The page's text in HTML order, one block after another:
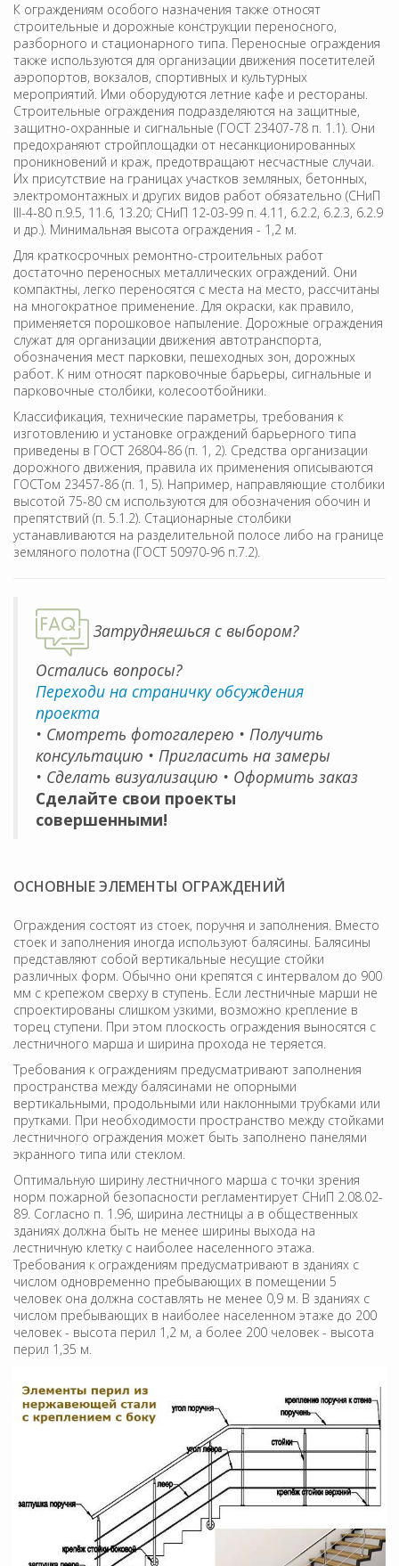
К ограждениям особого назначения также относят
строительные и дорожные конструкции переносного,
разборного и стационарного типа. Переносные ограждения
также используются для организации движения посетителей
аэропортов, вокзалов, спортивных и культурных
мероприятий. Ими оборудуются летние кафе и рестораны.
Строительные ограждения подразделяются на защитные,
защитно-охранные и сигнальные (ГОСТ 23407-78 п. 1.1). Они
предохраняют стройплощадки от несанкционированных
проникновений и краж, предотвращают несчастные случаи.
Их присутствие на границах участков земляных, бетонных,
электромонтажных и других видов работ обязательно (СНиП
III-4-80 п.9.5, 11.6, 13.20; СНиП 12-03-99 п. 4.11, 6.2.2, 6.2.3, 6.2.9
и др.). Минимальная высота ограждения - 1,2 м.
Для краткосрочных ремонтно-строительных работ
достаточно переносных металлических ограждений. Они
компактны, легко переносятся с места на место, рассчитаны
на многократное применение. Для окраски, как правило,
применяется порошковое напыление. Дорожные ограждения
служат для организации движения автотранспорта,
обозначения мест парковки, пешеходных зон, дорожных
работ. К ним относят парковочные барьеры, сигнальные и
парковочные столбики, колесоотбойники.
Классификация, технические параметры, требования к
изготовлению и установке ограждений барьерного типа
приведены в ГОСТ 26804-86 (п. 1, 2). Средства организации
дорожного движения, правила их применения описываются
ГОСТом 23457-86 (п. 1, 5). Например, направляющие столбики
высотой 75-80 см используются для обозначения обочин и
препятствий (п. 5.1.2). Стационарные столбики
устанавливаются на разделительной полосе либо на границе
земляного полотна (ГОСТ 50970-96 п.7.2).
Затрудняешься с выбором?
Остались вопросы?
Переходи на страничку обсуждения
проекта
• Смотреть фотогалерею • Получить
консультацию • Пригласить на замеры
• Сделать визуализацию • Оформить заказ
Сделайте свои проекты
совершенными!
ОСНОВНЫЕ ЭЛЕМЕНТЫ ОГРАЖДЕНИЙ
Ограждения состоят из стоек, поручня и заполнения. Вместо
стоек и заполнения иногда используют балясины. Балясины
представляют собой вертикальные несущие стойки
различных форм. Обычно они крепятся с интервалом до 900
мм с крепежом сверху в ступень. Если лестничные марши не
спроектированы слишком узкими, возможно крепление в
торец ступени. При этом плоскость ограждения выносятся с
лестничного марша и ширина прохода не теряется.
Требования к ограждениям предусматривают заполнения
пространства между балясинами не опорными
вертикальными, продольными или наклонными трубками или
прутками. При необходимости пространство между стойками
лестничного ограждения может быть заполнено панелями
экранного типа или стеклом.
Оптимальную ширину лестничного марша с точки зрения
норм пожарной безопасности регламентирует СНиП 2.08.02-
89. Согласно п. 1.96, ширина лестницы а в общественных
зданиях должна быть не менее ширины выхода на
лестничную клетку с наиболее населенного этажа.
Требования к ограждениям предусматривают в зданиях с
числом одновременно пребывающих в помещении 5
человек она должна составлять не менее 0,9 м. В зданиях с
числом пребывающих в наиболее населенном этаже до 200
человек - высота перил 1,2 м, а более 200 человек - высота
перил 1,35 м.